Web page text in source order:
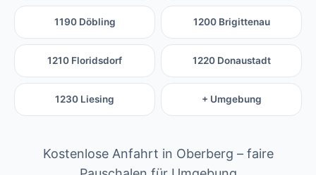
1190 Döbling 1200 Brigittenau
1210 Floridsdorf 1220 Donaustadt
1230 Liesing + Umgebung
Kostenlose Anfahrt in Oberberg – faire